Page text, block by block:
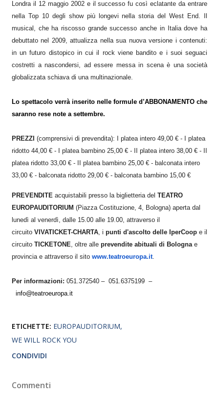
Londra il 12 maggio 2002 e il successo fu così eclatante da entrare
nella Top 10 degli show più longevi nella storia del West End. Il
musical, che ha riscosso grande successo anche in Italia dove ha
debuttato nel 2009, attualizza nella sua nuova versione i contenuti:
in un futuro distopico in cui il rock viene bandito e i suoi seguaci
costretti a nascondersi, ad essere messa in scena è una società
globalizzata schiava di una multinazionale.
Lo spettacolo verrà inserito nelle formule d’ABBONAMENTO che
saranno rese note a settembre.
PREZZI (comprensivi di prevendita): I platea intero 49,00 € - I platea
ridotto 44,00 € - I platea bambino 25,00 € - II platea intero 38,00 € - II
platea ridotto 33,00 € - II platea bambino 25,00 € - balconata intero
33,00 € - balconata ridotto 29,00 € - balconata bambino 15,00 €
PREVENDITE acquistabili presso la biglietteria del TEATRO
EUROPAUDITORIUM (Piazza Costituzione, 4, Bologna) aperta dal
lunedì al venerdì, dalle 15.00 alle 19.00, attraverso il
circuito VIVATICKET-CHARTA, i punti d'ascolto delle IperCoop e il
circuito TICKETONE, oltre alle prevendite abituali di Bolognae
provincia e attraverso il sito www.teatroeuropa.it.
Per informazioni: 051.372540 – 051.6375199 –
info@teatroeuropa.it
ETICHETTE: EUROPAUDITORIUM
WE WILL ROCK YOU
CONDIVIDI
Commenti